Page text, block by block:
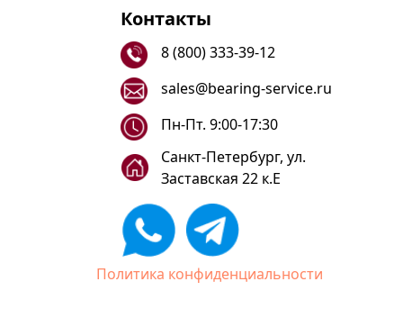
Контакты
8 (800) 333-39-12
sales@bearing-service.ru
Санкт-Петербург, ул.
Заставская 22 к.Е
Пн-Пт. 9:00-17:30
Политика конфиденциальности